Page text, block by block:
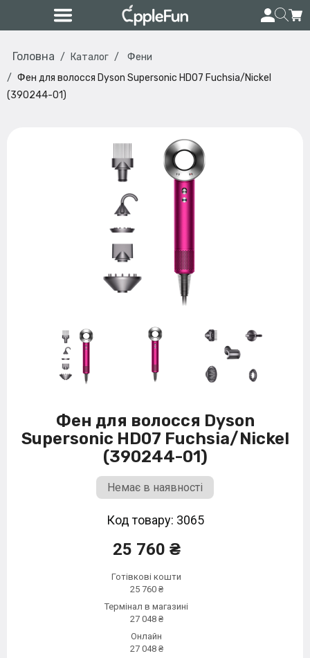
Головна Каталог
Фени
Фен для волосся Dyson Supersonic HD07 Fuchsia/Nickel
(390244-01)
Фен для волосся Dyson
Supersonic HD07 Fuchsia/Nickel
(390244-01)
Немає в наявності
Код товару: 3065
25 760 ₴
Готівкові кошти
25 760 ₴
Термінал в магазині
27 048 ₴
Онлайн
27 048 ₴